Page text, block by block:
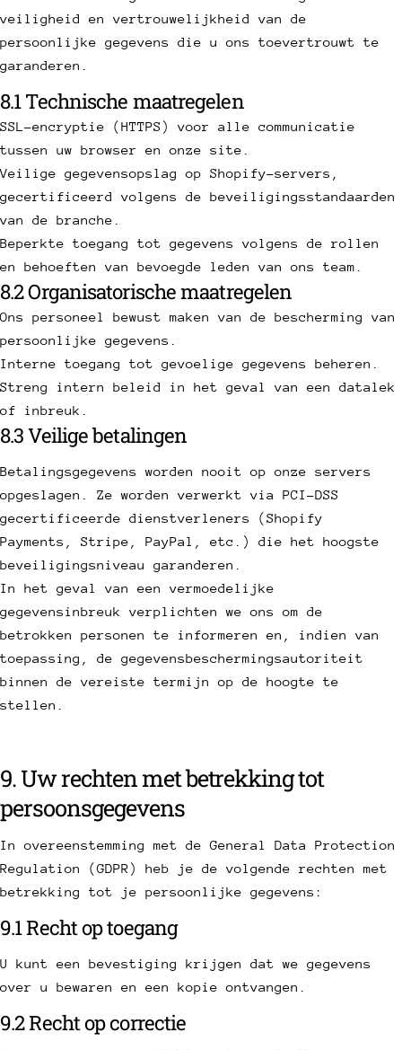
veiligheid en vertrouwelijkheid van de
persoonlijke gegevens die u ons toevertrouwt te
garanderen.
8.1 Technische maatregelen
SSL-encryptie (HTTPS) voor alle communicatie
tussen uw browser en onze site.
Veilige gegevensopslag op Shopify-servers,
gecertificeerd volgens de beveiligingsstandaarden
van de branche.
Beperkte toegang tot gegevens volgens de rollen
en behoeften van bevoegde leden van ons team.
8.2 Organisatorische maatregelen
Ons personeel bewust maken van de bescherming van
persoonlijke gegevens.
Interne toegang tot gevoelige gegevens beheren.
Streng intern beleid in het geval van een datalek
of inbreuk.
8.3 Veilige betalingen
Betalingsgegevens worden nooit op onze servers
opgeslagen. Ze worden verwerkt via PCI-DSS
gecertificeerde dienstverleners (Shopify
Payments, Stripe, PayPal, etc.) die het hoogste
beveiligingsniveau garanderen.
In het geval van een vermoedelijke
gegevensinbreuk verplichten we ons om de
betrokken personen te informeren en, indien van
toepassing, de gegevensbeschermingsautoriteit
binnen de vereiste termijn op de hoogte te
stellen.
9. Uw rechten met betrekking tot
persoonsgegevens
In overeenstemming met de General Data Protection
Regulation (GDPR) heb je de volgende rechten met
betrekking tot je persoonlijke gegevens:
9.1 Recht op toegang
U kunt een bevestiging krijgen dat we gegevens
over u bewaren en een kopie ontvangen.
9.2 Recht op correctie